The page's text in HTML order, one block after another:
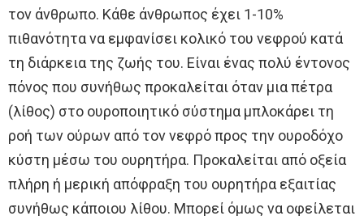
τον άνθρωπο. Κάθε άνθρωπος έχει 1-10%
πιθανότητα να εμφανίσει κολικό του νεφρού κατά
τη διάρκεια της ζωής του. Είναι ένας πολύ έντονος
πόνος που συνήθως προκαλείται όταν μια πέτρα
(λίθος) στο ουροποιητικό σύστημα μπλοκάρει τη
ροή των ούρων από τον νεφρό προς την ουροδόχο
κύστη μέσω του ουρητήρα. Προκαλείται από οξεία
πλήρη ή μερική απόφραξη του ουρητήρα εξαιτίας
συνήθως κάποιου λίθου. Μπορεί όμως να οφείλεται